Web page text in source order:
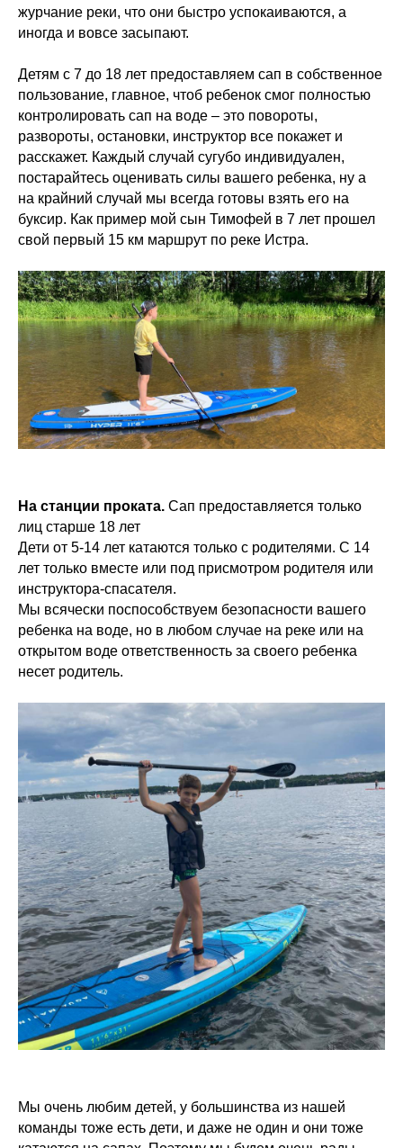
журчание реки, что они быстро успокаиваются, а
иногда и вовсе засыпают.
Детям с 7 до 18 лет предоставляем сап в собственное
пользование, главное, чтоб ребенок смог полностью
контролировать сап на воде – это повороты,
развороты, остановки, инструктор все покажет и
расскажет. Каждый случай сугубо индивидуален,
постарайтесь оценивать силы вашего ребенка, ну а
на крайний случай мы всегда готовы взять его на
буксир. Как пример мой сын Тимофей в 7 лет прошел
свой первый 15 км маршрут по реке Истра.
На станции проката. Сап предоставляется только
лиц старше 18 лет
Дети от 5-14 лет катаются только с родителями. С 14
лет только вместе или под присмотром родителя или
инструктора-спасателя.
Мы всячески поспособствуем безопасности вашего
ребенка на воде, но в любом случае на реке или на
открытом воде ответственность за своего ребенка
несет родитель.
Мы очень любим детей, у большинства из нашей
команды тоже есть дети, и даже не один и они тоже